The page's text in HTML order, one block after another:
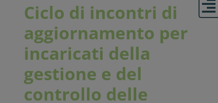
Ciclo di incontri di
aggiornamento per
incaricati della
gestione e del
controllo delle